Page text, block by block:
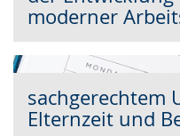
moderner
sachgerechtem
Elternzeit und